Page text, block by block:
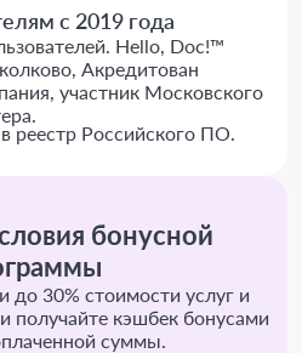
с 2019 года
Hello, Doc!™
Акредитован
участник Московского
реестр Российского ПО.
бонусной
до 30% стоимости услуг и
получайте кэшбек бонусами
суммы.